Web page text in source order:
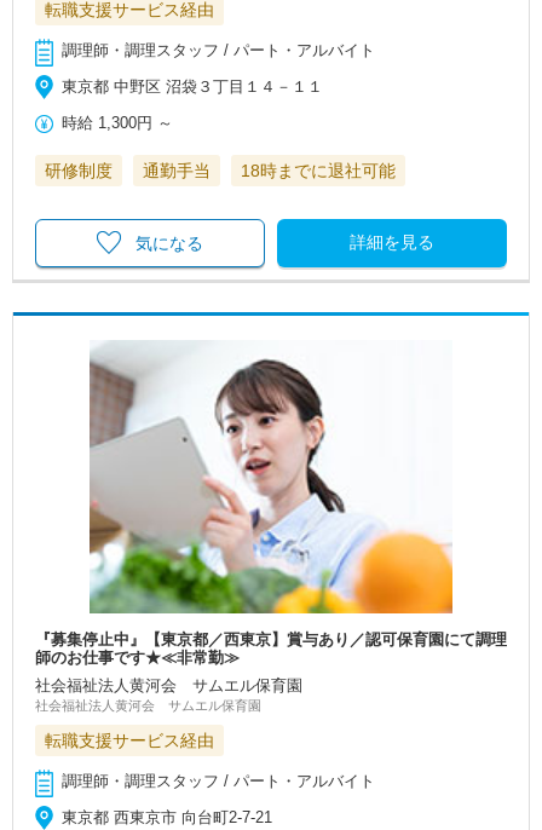
転職支援サービス経由
調理師・調理スタッフ / パート・アルバイト
東京都 中野区 沼袋３丁目１４－１１
時給 1,300円 ～
研修制度 通勤手当 18時までに退社可能
詳細を見る
気になる
『募集停止中』【東京都／西東京】賞与あり／認可保育園にて調理
師のお仕事です★≪非常勤≫
社会福祉法人黄河会 サムエル保育園
社会福祉法人黄河会 サムエル保育園
転職支援サービス経由
調理師・調理スタッフ / パート・アルバイト
東京都 西東京市 向台町2-7-21